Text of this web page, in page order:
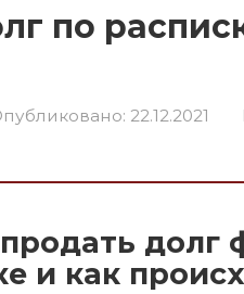
по
22.12.2021
долг
и как